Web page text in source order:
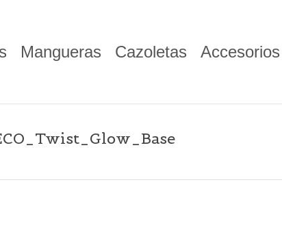
Mangueras Cazoletas Accesorios